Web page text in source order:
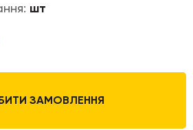
шт
ЗАМОВЛЕННЯ